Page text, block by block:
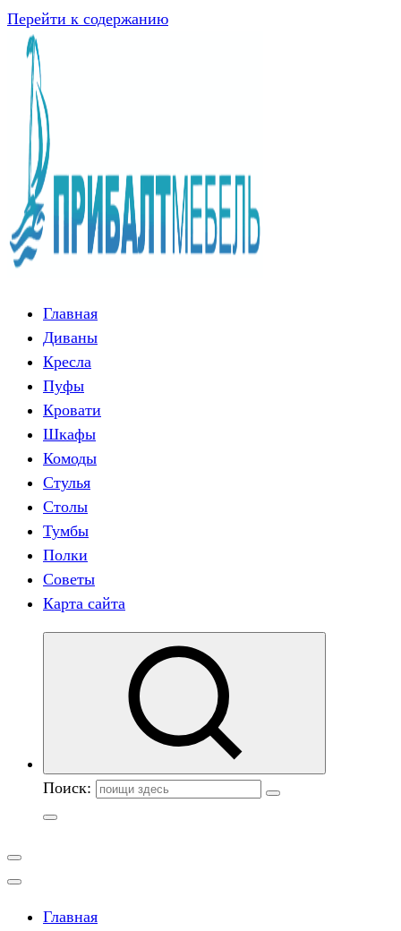
Перейти к содержанию
Главная
Диваны
Кресла
Пуфы
Кровати
Шкафы
Комоды
Стулья
Столы
Тумбы
Полки
Советы
Карта сайта
Поиск:
Главная